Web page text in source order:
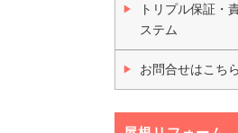
トリプル保証・
ステム
お問合せはこち